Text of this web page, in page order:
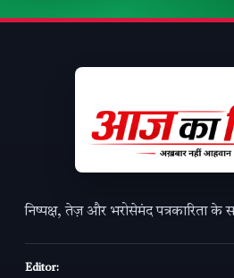
निष्पक्ष, तेज़ और भरोसेमंद पत्रकारिता
Editor: